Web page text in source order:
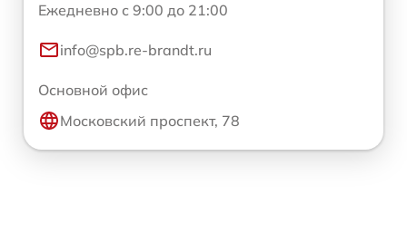
Ежедневно с 9:00 до 21:00
info@spb.re-brandt.ru
Основной офис
Московский проспект, 78